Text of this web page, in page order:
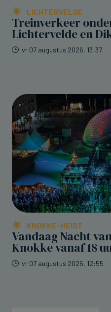
LICHTERVELDE
Treinverkeer
Lichtervelde en
vr 07 augustus 2026, 13:37
KNOKKE-HEIST
Vandaag Nacht
Knokke vanaf 18
vr 07 augustus 2026, 12:55